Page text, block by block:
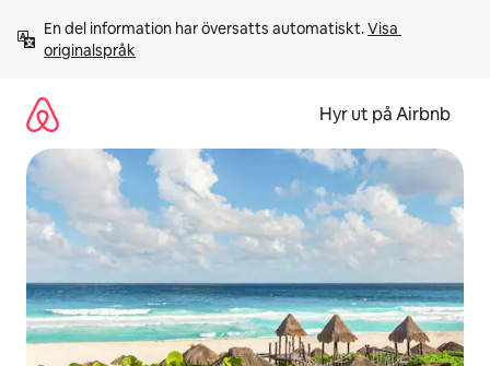
innehåll
En del information har översatts automatiskt. Visa
originalspråk
Hyr ut på Airbnb